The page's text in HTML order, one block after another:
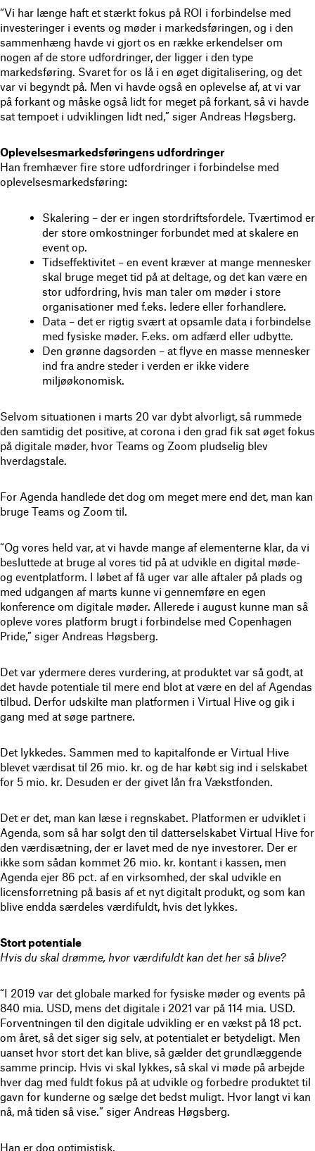
“Vi har længe haft et stærkt fokus på ROI i forbindelse med
investeringer i events og møder i markedsføringen, og i den
sammenhæng havde vi gjort os en række erkendelser om
nogen af de store udfordringer, der ligger i den type
markedsføring. Svaret for os lå i en øget digitalisering, og det
var vi begyndt på. Men vi havde også en oplevelse af, at vi var
på forkant og måske også lidt for meget på forkant, så vi havde
sat tempoet i udviklingen lidt ned,” siger Andreas Høgsberg.
Oplevelsesmarkedsføringens udfordringer
Han fremhæver fire store udfordringer i forbindelse med
oplevelsesmarkedsføring:
Skalering – der er ingen stordriftsfordele. Tværtimod er
der store omkostninger forbundet med at skalere en
event op.
Tidseffektivitet – en event kræver at mange mennesker
skal bruge meget tid på at deltage, og det kan være en
stor udfordring, hvis man taler om møder i store
organisationer med f.eks. ledere eller forhandlere.
Data – det er rigtig svært at opsamle data i forbindelse
med fysiske møder. F.eks. om adfærd eller udbytte.
Den grønne dagsorden – at flyve en masse mennesker
ind fra andre steder i verden er ikke videre
miljøøkonomisk.
Selvom situationen i marts 20 var dybt alvorligt, så rummede
den samtidig det positive, at corona i den grad fik sat øget fokus
på digitale møder, hvor Teams og Zoom pludselig blev
hverdagstale.
For Agenda handlede det dog om meget mere end det, man kan
bruge Teams og Zoom til.
“Og vores held var, at vi havde mange af elementerne klar, da vi
besluttede at bruge al vores tid på at udvikle en digital møde-
og eventplatform. I løbet af få uger var alle aftaler på plads og
med udgangen af marts kunne vi gennemføre en egen
konference om digitale møder. Allerede i august kunne man så
opleve vores platform brugt i forbindelse med Copenhagen
Pride,” siger Andreas Høgsberg.
Det var ydermere deres vurdering, at produktet var så godt, at
det havde potentiale til mere end blot at være en del af Agendas
tilbud. Derfor udskilte man platformen i Virtual Hive og gik i
gang med at søge partnere.
Det lykkedes. Sammen med to kapitalfonde er Virtual Hive
blevet værdisat til 26 mio. kr. og de har købt sig ind i selskabet
for 5 mio. kr. Desuden er der givet lån fra Vækstfonden.
Det er det, man kan læse i regnskabet. Platformen er udviklet i
Agenda, som så har solgt den til datterselskabet Virtual Hive for
den værdisætning, der er lavet med de nye investorer. Der er
ikke som sådan kommet 26 mio. kr. kontant i kassen, men
Agenda ejer 86 pct. af en virksomhed, der skal udvikle en
licensforretning på basis af et nyt digitalt produkt, og som kan
blive endda særdeles værdifuldt, hvis det lykkes.
Stort potentiale
Hvis du skal drømme, hvor værdifuldt kan det her så blive?
“I 2019 var det globale marked for fysiske møder og events på
840 mia. USD, mens det digitale i 2021 var på 114 mia. USD.
Forventningen til den digitale udvikling er en vækst på 18 pct.
om året, så det siger sig selv, at potentialet er betydeligt. Men
uanset hvor stort det kan blive, så gælder det grundlæggende
samme princip. Hvis vi skal lykkes, så skal vi møde på arbejde
hver dag med fuldt fokus på at udvikle og forbedre produktet til
gavn for kunderne og sælge det bedst muligt. Hvor langt vi kan
nå, må tiden så vise.” siger Andreas Høgsberg.
Han er dog optimistisk.